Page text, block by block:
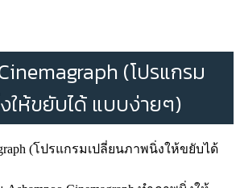
(โปรแกรม
ให้ขยับได้ แบบง่ายๆ)